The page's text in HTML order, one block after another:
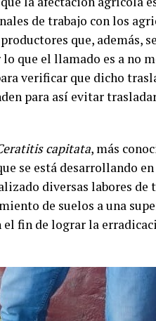
de trabajo con los
que, además,
que el llamado es a no
verificar que dicho
para así evitar
capitata, más
se está desarrollando
diversas labores de
de suelos a una
fin de lograr la